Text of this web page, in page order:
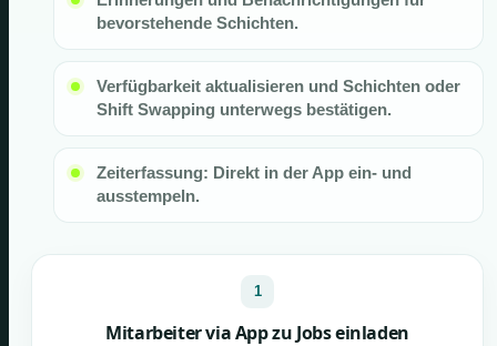
bevorstehende Schichten.
Verfügbarkeit aktualisieren und Schichten oder
Shift Swapping unterwegs bestätigen.
Zeiterfassung: Direkt in der App ein- und
ausstempeln.
1
Mitarbeiter via App zu Jobs einladen